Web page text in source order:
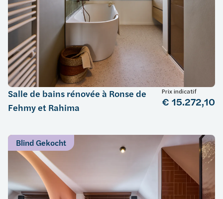
Salle de bains rénovée à Ronse de
Fehmy et Rahima
Prix indicatif
€ 15.272,10
Blind Gekocht